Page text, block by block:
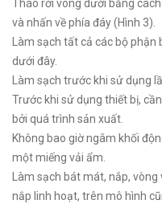
Tháo rời vòng dưới bằng
và nhấn về phía đáy (Hình 3).
Làm sạch tất cả các bộ
dưới đây.
Làm sạch trước khi sử dụng
Trước khi sử dụng thiết bị,
bởi quá trình sản xuất.
Không bao giờ ngâm khối
một miếng vải ẩm.
Làm sạch bát mát, nắp,
nắp linh hoạt, trên mô hình